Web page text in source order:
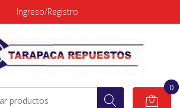
Ingreso/Registro
0